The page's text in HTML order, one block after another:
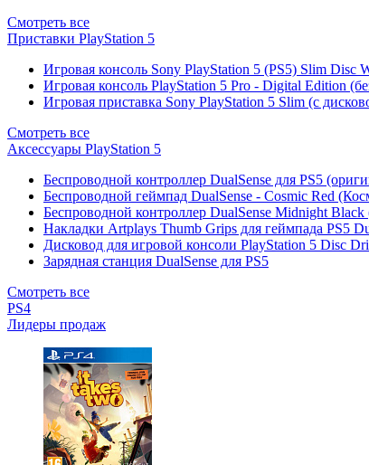
Смотреть все
Приставки PlayStation 5
Игровая консоль Sony PlayStation 5 (PS5) Slim
Игровая консоль PlayStation 5 Pro - Digital Edition
Игровая приставка Sony PlayStation 5 Slim (с
Смотреть все
Аксессуары PlayStation 5
Беспроводной контроллер DualSense для PS5
Беспроводной геймпад DualSense - Cosmic Red
Беспроводной контроллер DualSense Midnight
Накладки Artplays Thumb Grips для геймпада PS5
Дисковод для игровой консоли PlayStation 5 Disc
Зарядная станция DualSense для PS5
Смотреть все
PS4
Лидеры продаж